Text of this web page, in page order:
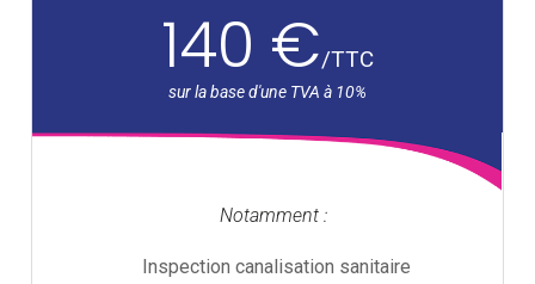
140 €/TTC
Notamment :
Inspection canalisation sanitaire